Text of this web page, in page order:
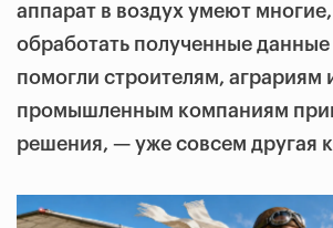
аппарат в воздух умеют многие,
обработать полученные
помогли строителям, аграриям
промышленным компаниям
решения, — уже совсем другая